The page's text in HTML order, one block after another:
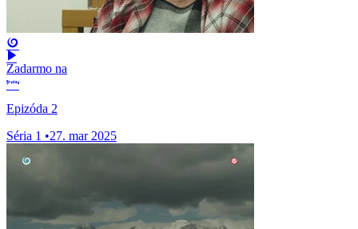
Zadarmo na
Epizóda 2
Séria 1 •27. mar 2025